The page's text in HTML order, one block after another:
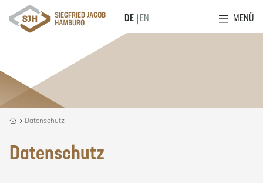
MENÜ
DE EN
Recycling
our
DNA
Datenschutz
Datenschutz